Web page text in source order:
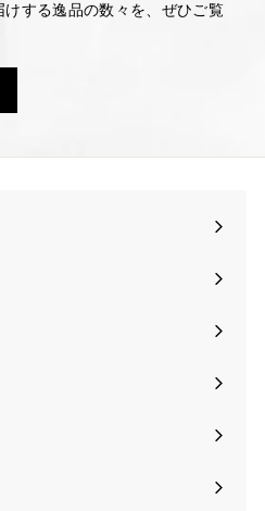
する逸品の数々を、ぜひご覧